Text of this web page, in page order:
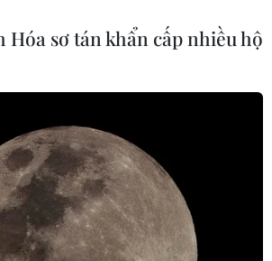
Hóa sơ tán khẩn cấp nhiều hộ